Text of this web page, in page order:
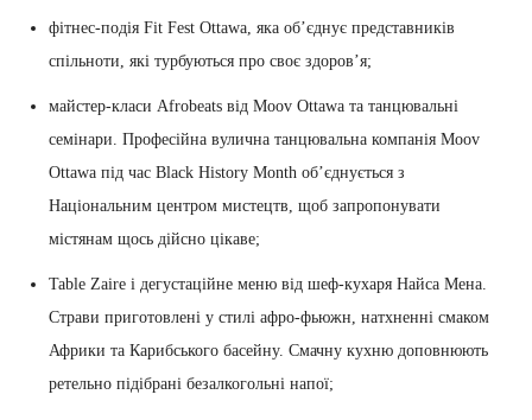
фітнес-подія Fit Fest Ottawa, яка об’єднує представників
спільноти, які турбуються про своє здоров’я;
майстер-класи Afrobeats від Moov Ottawa та танцювальні
семінари. Професійна вулична танцювальна компанія Moov
Ottawa під час Black History Month об’єднується з
Національним центром мистецтв, щоб запропонувати
містянам щось дійсно цікаве;
Table Zaire і дегустаційне меню від шеф-кухаря Найса Мена.
Страви приготовлені у стилі афро-фьюжн, натхненні смаком
Африки та Карибського басейну. Смачну кухню доповнюють
ретельно підібрані безалкогольні напої;